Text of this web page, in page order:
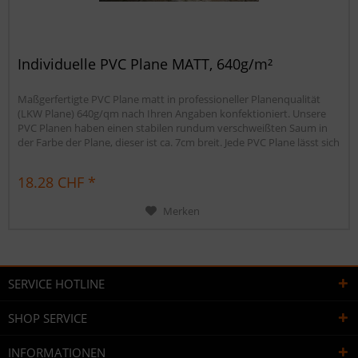
Individuelle PVC Plane MATT, 640g/m²
Maßgerfertigte PVC Plane matt in professioneller Planenqualität
(LKW Plane) 640g/qm nach Ihren Angaben konfektioniert. Unsere
PVC Planen haben einen stabilen rundum verschweißten Saum in
der Farbe der Plane, dieser ist ca. 7cm breit. Jede PVC Plane lässt sich
18.28 CHF *
Merken
SERVICE HOTLINE
SHOP SERVICE
INFORMATIONEN